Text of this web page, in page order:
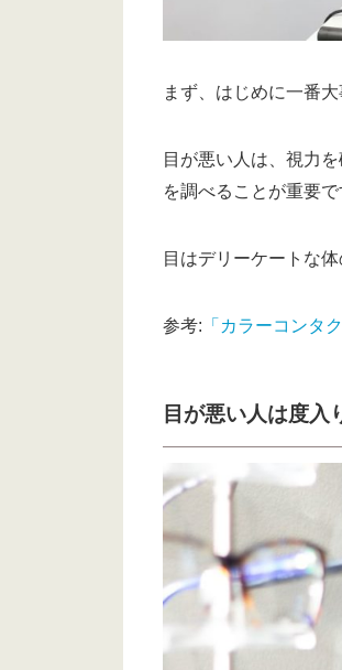
まず、はじめに一番大
目が悪い人は、視力
を調べることが重要で
目はデリーケートな
参考: 「カラーコンタ
目が悪い人は度入